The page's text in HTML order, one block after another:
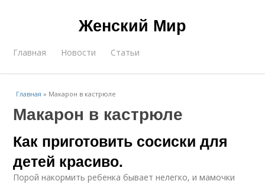
Женский Мир
Главная Новости Статьи
Главная » Макарон в кастрюле
Макарон в кастрюле
Как приготовить сосиски для
детей красиво.
Порой накормить ребенка бывает нелегко, и мамочки